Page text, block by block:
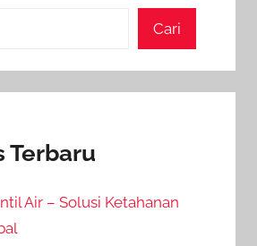
Cari
Terbaru
Air – Solusi Ketahanan